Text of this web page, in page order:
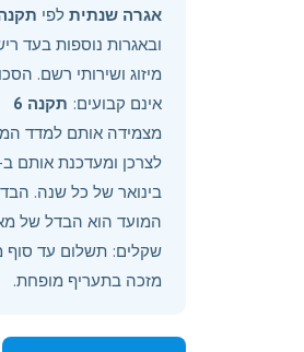
אגרה שנתית לפי תקנה
ובאגרות נוספות בעד
מיזוג ושירותי רשם.
אינם קבועים: תקנה 6
מצמידה אותם למדד
בינואר של כל שנה.
המועד הוא הבדל של
שקלים: תשלום עד סוף
מזכה בתעריף מופחת.